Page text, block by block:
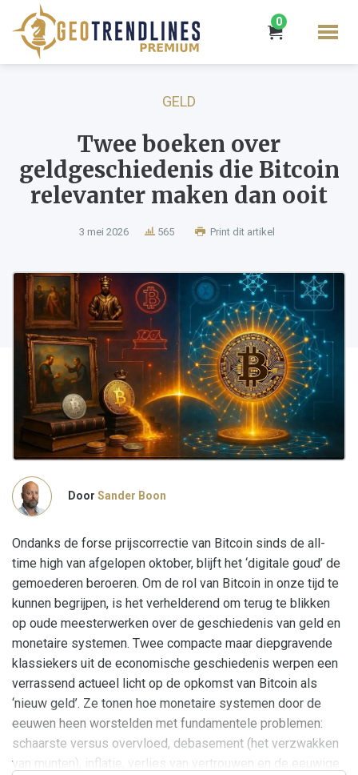
0
GELD
Twee boeken over
geldgeschiedenis die Bitcoin
relevanter maken dan ooit
3 mei 2026 565 Print dit artikel
Door Sander Boon
Ondanks de forse prijscorrectie van Bitcoin sinds de all-
time high van afgelopen oktober, blijft het ‘digitale goud’ de
gemoederen beroeren. Om de rol van Bitcoin in onze tijd te
kunnen begrijpen, is het verhelderend om terug te blikken
op oude meesterwerken over de geschiedenis van geld en
monetaire systemen. Twee compacte maar diepgravende
klassiekers uit de economische geschiedenis werpen een
verrassend actueel licht op de opkomst van Bitcoin als
‘nieuw geld’. Ze tonen hoe monetaire systemen door de
eeuwen heen worstelden met fundamentele problemen:
schaarste versus overvloed, debasement (het verzwakken
van munten), inflatie, verlies van vertrouwen en de eeuwige